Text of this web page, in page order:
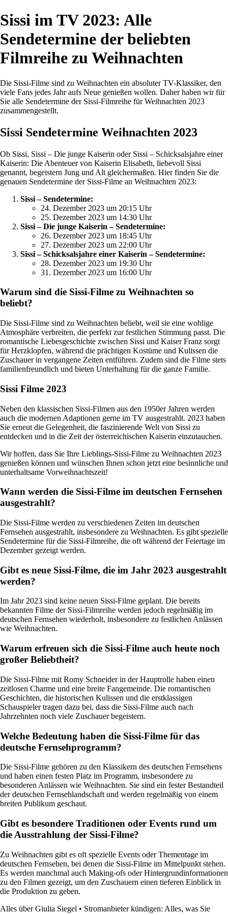
Sissi im TV 2023: Alle
Sendetermine der beliebten
Filmreihe zu Weihnachten
Die Sissi-Filme sind zu Weihnachten ein absoluter TV-Klassiker, den
viele Fans jedes Jahr aufs Neue genießen wollen. Daher haben wir für
Sie alle Sendetermine der Sissi-Filmreihe für Weihnachten 2023
zusammengestellt.
Sissi Sendetermine Weihnachten 2023
Ob Sissi, Sissi – Die junge Kaiserin oder Sissi – Schicksalsjahre einer
Kaiserin: Die Abenteuer von Kaiserin Elisabeth, liebevoll Sissi
genannt, begeistern Jung und Alt gleichermaßen. Hier finden Sie die
genauen Sendetermine der Sissi-Filme an Weihnachten 2023:
Sissi – Sendetermine:
24. Dezember 2023 um 20:15 Uhr
25. Dezember 2023 um 14:30 Uhr
Sissi – Die junge Kaiserin – Sendetermine:
26. Dezember 2023 um 18:45 Uhr
27. Dezember 2023 um 22:00 Uhr
Sissi – Schicksalsjahre einer Kaiserin – Sendetermine:
28. Dezember 2023 um 19:30 Uhr
31. Dezember 2023 um 16:00 Uhr
Warum sind die Sissi-Filme zu Weihnachten so
beliebt?
Die Sissi-Filme sind zu Weihnachten beliebt, weil sie eine wohlige
Atmosphäre verbreiten, die perfekt zur festlichen Stimmung passt. Die
romantische Liebesgeschichte zwischen Sissi und Kaiser Franz sorgt
für Herzklopfen, während die prächtigen Kostüme und Kulissen die
Zuschauer in vergangene Zeiten entführen. Zudem sind die Filme stets
familienfreundlich und bieten Unterhaltung für die ganze Familie.
Sissi Filme 2023
Neben den klassischen Sissi-Filmen aus den 1950er Jahren werden
auch die modernen Adaptionen gerne im TV ausgestrahlt. 2023 haben
Sie erneut die Gelegenheit, die faszinierende Welt von Sissi zu
entdecken und in die Zeit der österreichischen Kaiserin einzutauchen.
Wir hoffen, dass Sie Ihre Lieblings-Sissi-Filme zu Weihnachten 2023
genießen können und wünschen Ihnen schon jetzt eine besinnliche und
unterhaltsame Vorweihnachtszeit!
Wann werden die Sissi-Filme im deutschen Fernsehen
ausgestrahlt?
Die Sissi-Filme werden zu verschiedenen Zeiten im deutschen
Fernsehen ausgestrahlt, insbesondere zu Weihnachten. Es gibt spezielle
Sendetermine für die Sissi-Filmreihe, die oft während der Feiertage im
Dezember gezeigt werden.
Gibt es neue Sissi-Filme, die im Jahr 2023 ausgestrahlt
werden?
Im Jahr 2023 sind keine neuen Sissi-Filme geplant. Die bereits
bekannten Filme der Sissi-Filmreihe werden jedoch regelmäßig im
deutschen Fernsehen wiederholt, insbesondere zu festlichen Anlässen
wie Weihnachten.
Warum erfreuen sich die Sissi-Filme auch heute noch
großer Beliebtheit?
Die Sissi-Filme mit Romy Schneider in der Hauptrolle haben einen
zeitlosen Charme und eine breite Fangemeinde. Die romantischen
Geschichten, die historischen Kulissen und die erstklassigen
Schauspieler tragen dazu bei, dass die Sissi-Filme auch nach
Jahrzehnten noch viele Zuschauer begeistern.
Welche Bedeutung haben die Sissi-Filme für das
deutsche Fernsehprogramm?
Die Sissi-Filme gehören zu den Klassikern des deutschen Fernsehens
und haben einen festen Platz im Programm, insbesondere zu
besonderen Anlässen wie Weihnachten. Sie sind ein fester Bestandteil
der deutschen Fernsehlandschaft und werden regelmäßig von einem
breiten Publikum geschaut.
Gibt es besondere Traditionen oder Events rund um
die Ausstrahlung der Sissi-Filme?
Zu Weihnachten gibt es oft spezielle Events oder Thementage im
deutschen Fernsehen, bei denen die Sissi-Filme im Mittelpunkt stehen.
Es werden manchmal auch Making-ofs oder Hintergrundinformationen
zu den Filmen gezeigt, um den Zuschauern einen tieferen Einblick in
die Produktion zu geben.
Alles über Giulia Siegel • Stromanbieter kündigen: Alles, was Sie